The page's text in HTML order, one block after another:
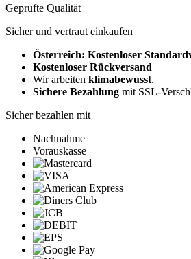
Geprüfte Qualität
Sicher und vertraut einkaufen
Österreich: Kostenloser
Kostenloser Rückversand
Wir arbeiten klimabewusst.
Sichere Bezahlung mit SSL-
Sicher bezahlen mit
Nachnahme
Vorauskasse